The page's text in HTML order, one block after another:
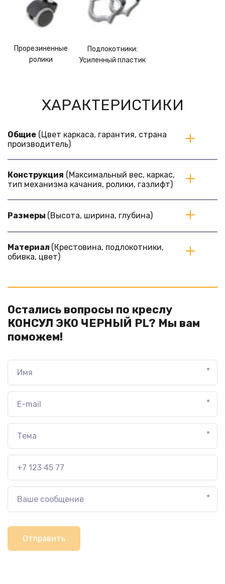
Прорезиненные
ролики
Подлокотники:
Усиленный пластик
ХАРАКТЕРИСТИКИ
Общие (Цвет каркаса, гарантия, страна
производитель)
Конструкция (Максимальный вес, каркас,
тип механизма качания, ролики, газлифт)
Размеры (Высота, ширина, глубина)
Материал (Крестовина, подлокотники,
обивка, цвет)
Остались вопросы по креслу
КОНСУЛ ЭКО ЧЕРНЫЙ PL? Мы вам
поможем!
*
*
*
*
Отправить